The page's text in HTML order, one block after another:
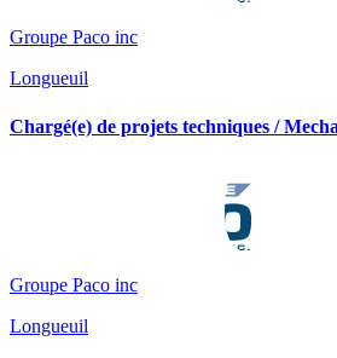
Groupe Paco inc
Longueuil
Chargé(e) de projets techniques /
Groupe Paco inc
Longueuil